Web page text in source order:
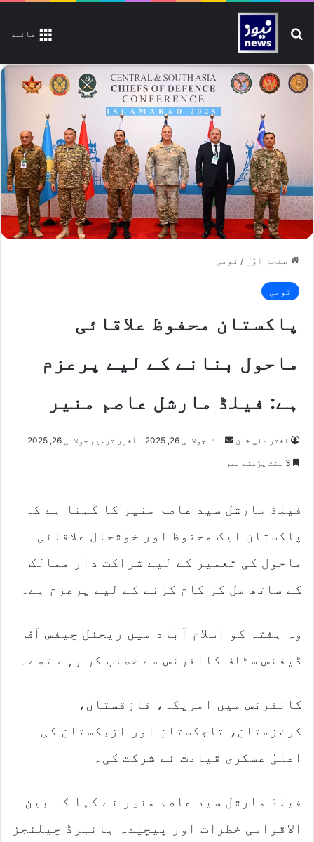
قائمة تلاش کیجیے
صفحۂ اوّل / قومی
قومی
پاکستان محفوظ علاقائی
ماحول بنانے کے لیے پرعزم
ہے: فیلڈ مارشل عاصم منیر
اختر علی خان
e
i
جولائی 26, 2025 آخری ترمیم جولائی 26, 2025
فیلڈ مارشل سید عاصم منیر کا کہنا ہے کہ
پاکستان ایک محفوظ اور خوشحال علاقائی
ماحول کی تعمیر کے لیے شراکت دار ممالک
کے ساتھ مل کر کام کرنے کے لیے پرعزم ہے۔
وہ ہفتہ کو اسلام آباد میں ریجنل چیفس آف
ڈیفنس سٹاف کانفرنس سے خطاب کر رہے تھے۔
کانفرنس میں امریکہ، قازقستان،
کرغزستان، تاجکستان اور ازبکستان کی
اعلیٰ عسکری قیادت نے شرکت کی۔
فیلڈ مارشل سید عاصم منیر نے کہا کہ بین
الاقوامی خطرات اور پیچیدہ ہائبرڈ چیلنجز